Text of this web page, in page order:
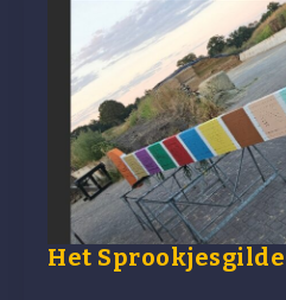
Het Sprookjesgilde